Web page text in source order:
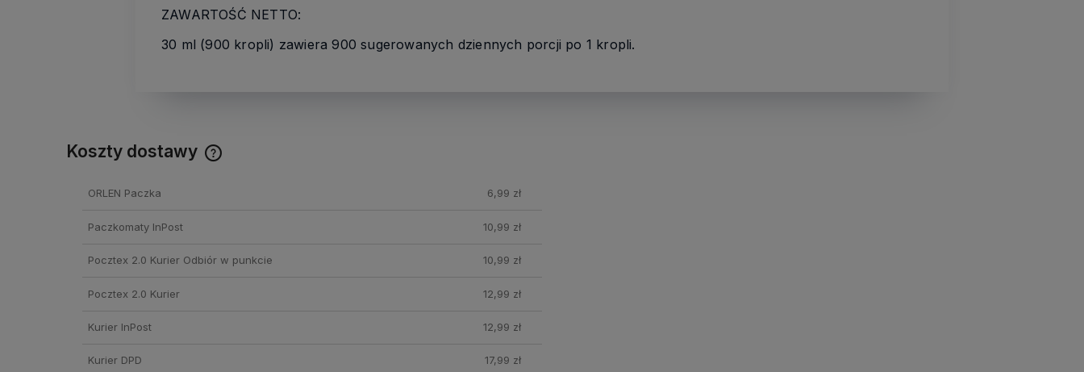
ZAWARTOŚĆ NETTO:
30 ml (900 kropli) zawiera 900 sugerowanych dziennych porcji po 1 kropli.
Koszty dostawy
ORLEN Paczka 6,99 zł
Paczkomaty InPost 10,99 zł
Pocztex 2.0 Kurier Odbiór w punkcie 10,99 zł
Pocztex 2.0 Kurier 12,99 zł
Kurier InPost 12,99 zł
Kurier DPD 17,99 zł